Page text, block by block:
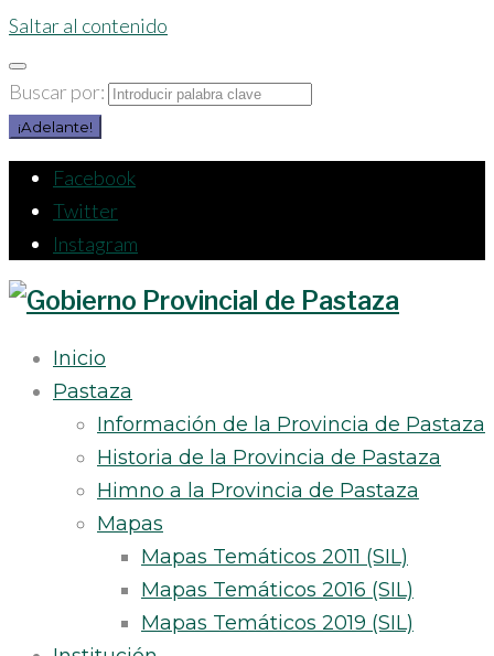
Saltar al contenido
Buscar por:
¡Adelante!
Facebook
Twitter
Instagram
Inicio
Pastaza
Información de la Provincia de Pastaza
Historia de la Provincia de Pastaza
Himno a la Provincia de Pastaza
Mapas
Mapas Temáticos 2011 (SIL)
Mapas Temáticos 2016 (SIL)
Mapas Temáticos 2019 (SIL)